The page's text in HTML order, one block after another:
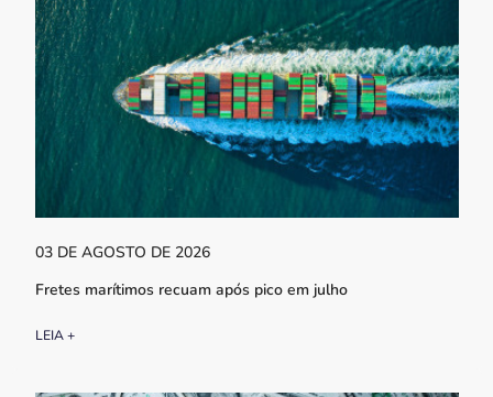
03 DE AGOSTO DE 2026
Fretes marítimos recuam após pico em julho
LEIA +